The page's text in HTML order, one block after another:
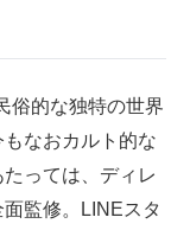
俗的な独特の世界
なおカルト的な
っては、ディレ
監修。LINEスタ